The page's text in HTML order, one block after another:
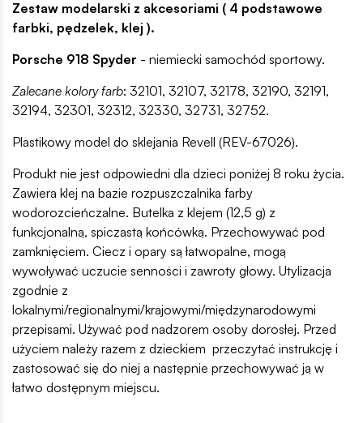
Zestaw modelarski z akcesoriami ( 4 podstawowe
farbki, pędzelek, klej ).
Porsche 918 Spyder - niemiecki samochód sportowy.
Zalecane kolory farb: 32101, 32107, 32178, 32190, 32191,
32194, 32301, 32312, 32330, 32731, 32752.
Plastikowy model do sklejania Revell (REV-67026).
Produkt nie jest odpowiedni dla dzieci poniżej 8 roku życia.
Zawiera klej na bazie rozpuszczalnika farby
wodorozcieńczalne. Butelka z klejem (12,5 g) z
funkcjonalną, spiczastą końcówką. Przechowywać pod
zamknięciem. Ciecz i opary są łatwopalne, mogą
wywoływać uczucie senności i zawroty głowy. Utylizacja
zgodnie z
lokalnymi/regionalnymi/krajowymi/międzynarodowymi
przepisami. Używać pod nadzorem osoby dorosłej. Przed
użyciem należy razem z dzieckiem przeczytać instrukcję i
zastosować się do niej a następnie przechowywać ją w
łatwo dostępnym miejscu.